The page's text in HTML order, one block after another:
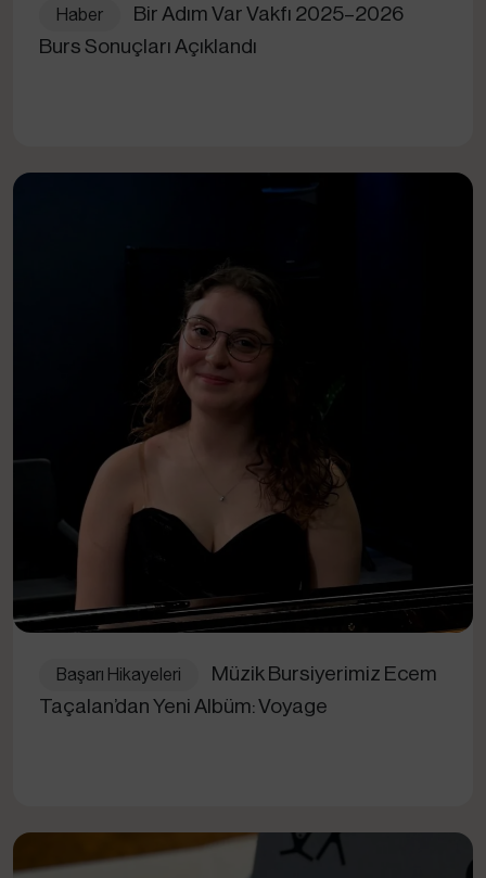
Haber
Bir Adım Var Vakfı 2025–2026
Burs Sonuçları Açıklandı
Başarı Hikayeleri
Müzik Bursiyerimiz Ecem
Taçalan’dan Yeni Albüm: Voyage